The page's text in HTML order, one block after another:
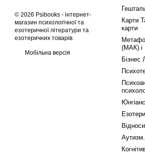
© 2026 Psibooks - інтернет-
магазин психологічної та
езотеричної літератури та
езотеричних товарів.
Мобільна версія
Карти
карти
(МАК) і
Бізнес